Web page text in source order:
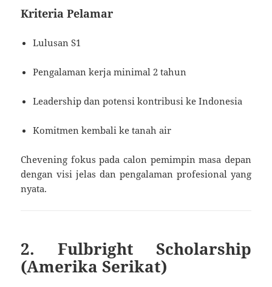
Kriteria Pelamar
Lulusan S1
Pengalaman kerja minimal 2 tahun
Leadership dan potensi kontribusi ke Indonesia
Komitmen kembali ke tanah air
Chevening fokus pada calon pemimpin masa depan
dengan visi jelas dan pengalaman profesional yang
nyata.
2. Fulbright Scholarship
(Amerika Serikat)